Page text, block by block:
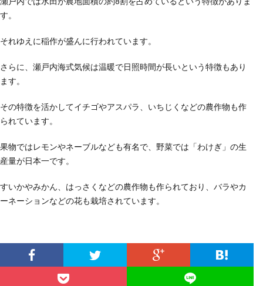
す。
それゆえに稲作が盛んに行われています。
さらに、瀬戸内海式気候は温暖で日照時間が長いという特徴もあり
ます。
その特徴を活かしてイチゴやアスパラ、いちじくなどの農作物も作
られています。
果物ではレモンやネーブルなども有名で、野菜では「わけぎ」の生
産量が日本一です。
すいかやみかん、はっさくなどの農作物も作られており、バラやカ
ーネーションなどの花も栽培されています。